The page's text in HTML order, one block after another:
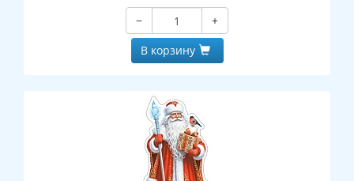
−
+
В корзину